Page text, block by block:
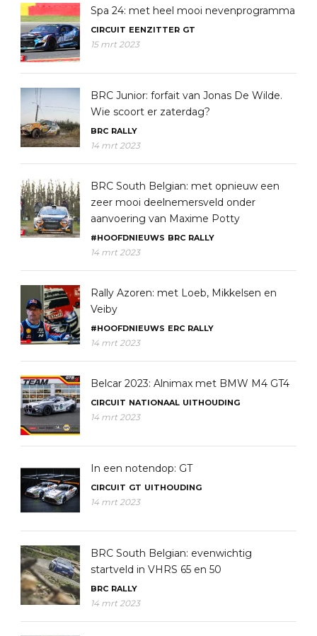
Spa 24: met heel mooi nevenprogramma
CIRCUIT EENZITTER GT
15 mrt 2023
BRC Junior: forfait van Jonas De Wilde.
Wie scoort er zaterdag?
BRC RALLY
14 mrt 2023
BRC South Belgian: met opnieuw een
zeer mooi deelnemersveld onder
aanvoering van Maxime Potty
#HOOFDNIEUWS BRC RALLY
14 mrt 2023
Rally Azoren: met Loeb, Mikkelsen en
Veiby
#HOOFDNIEUWS ERC RALLY
14 mrt 2023
Belcar 2023: Alnimax met BMW M4 GT4
CIRCUIT NATIONAAL UITHOUDING
14 mrt 2023
In een notendop: GT
CIRCUIT GT UITHOUDING
14 mrt 2023
BRC South Belgian: evenwichtig
startveld in VHRS 65 en 50
BRC RALLY
14 mrt 2023